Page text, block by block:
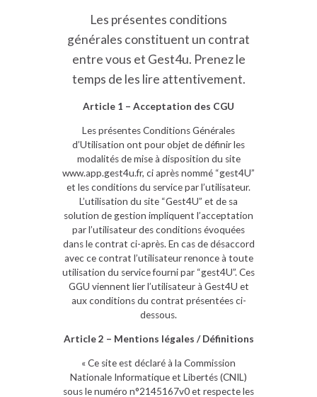
Les présentes conditions
générales constituent un contrat
entre vous et Gest4u. Prenez le
temps de les lire attentivement.
Article 1 – Acceptation des CGU
Les présentes Conditions Générales
d’Utilisation ont pour objet de définir les
modalités de mise à disposition du site
www.app.gest4u.fr, ci après nommé “gest4U”
et les conditions du service par l’utilisateur.
L’utilisation du site “Gest4U” et de sa
solution de gestion impliquent l’acceptation
par l’utilisateur des conditions évoquées
dans le contrat ci-après. En cas de désaccord
avec ce contrat l’utilisateur renonce à toute
utilisation du service fourni par “gest4U”. Ces
GGU viennent lier l’utilisateur à Gest4U et
aux conditions du contrat présentées ci-
dessous.
Article 2 – Mentions légales / Définitions
« Ce site est déclaré à la Commission
Nationale Informatique et Libertés (CNIL)
sous le numéro n°2145167v0 et respecte les